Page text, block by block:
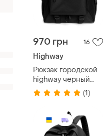
970 грн 16
Highway
Рюкзак городской
highway черный
водостойкий (1)